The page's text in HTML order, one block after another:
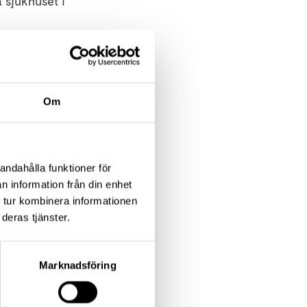
Om
funktioner för
information från din enhet
kombinera informationen
tjänster.
Marknadsföring
nerv till
enstaka
i